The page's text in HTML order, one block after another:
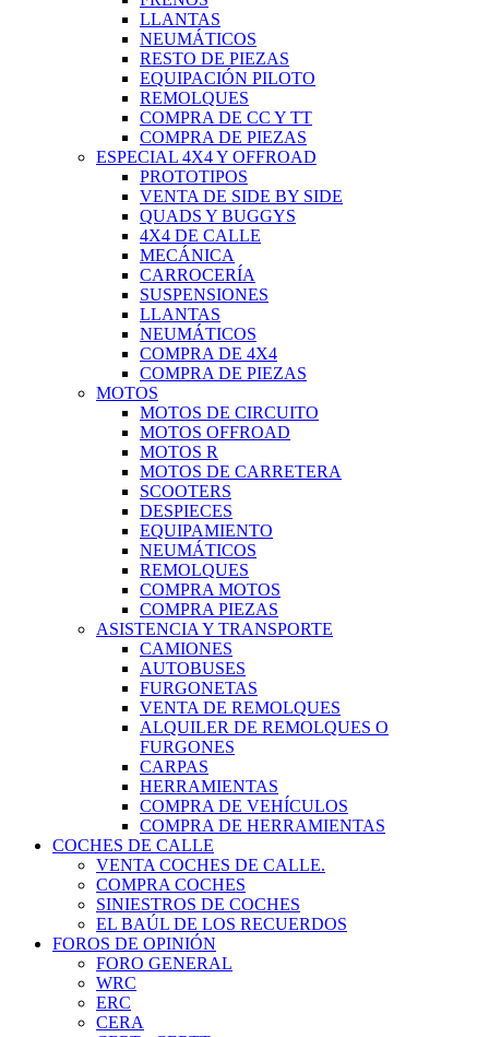
LLANTAS
NEUMÁTICOS
RESTO DE PIEZAS
EQUIPACIÓN PILOTO
REMOLQUES
COMPRA DE CC Y TT
COMPRA DE PIEZAS
ESPECIAL 4X4 Y OFFROAD
PROTOTIPOS
VENTA DE SIDE BY SIDE
QUADS Y BUGGYS
4X4 DE CALLE
MECÁNICA
CARROCERÍA
SUSPENSIONES
LLANTAS
NEUMÁTICOS
COMPRA DE 4X4
COMPRA DE PIEZAS
MOTOS
MOTOS DE CIRCUITO
MOTOS OFFROAD
MOTOS R
MOTOS DE CARRETERA
SCOOTERS
DESPIECES
EQUIPAMIENTO
NEUMÁTICOS
REMOLQUES
COMPRA MOTOS
COMPRA PIEZAS
ASISTENCIA Y TRANSPORTE
CAMIONES
AUTOBUSES
FURGONETAS
VENTA DE REMOLQUES
ALQUILER DE REMOLQUES O
FURGONES
CARPAS
HERRAMIENTAS
COMPRA DE VEHÍCULOS
COMPRA DE HERRAMIENTAS
COCHES DE CALLE
VENTA COCHES DE CALLE.
COMPRA COCHES
SINIESTROS DE COCHES
EL BAÚL DE LOS RECUERDOS
FOROS DE OPINIÓN
FORO GENERAL
WRC
ERC
CERA